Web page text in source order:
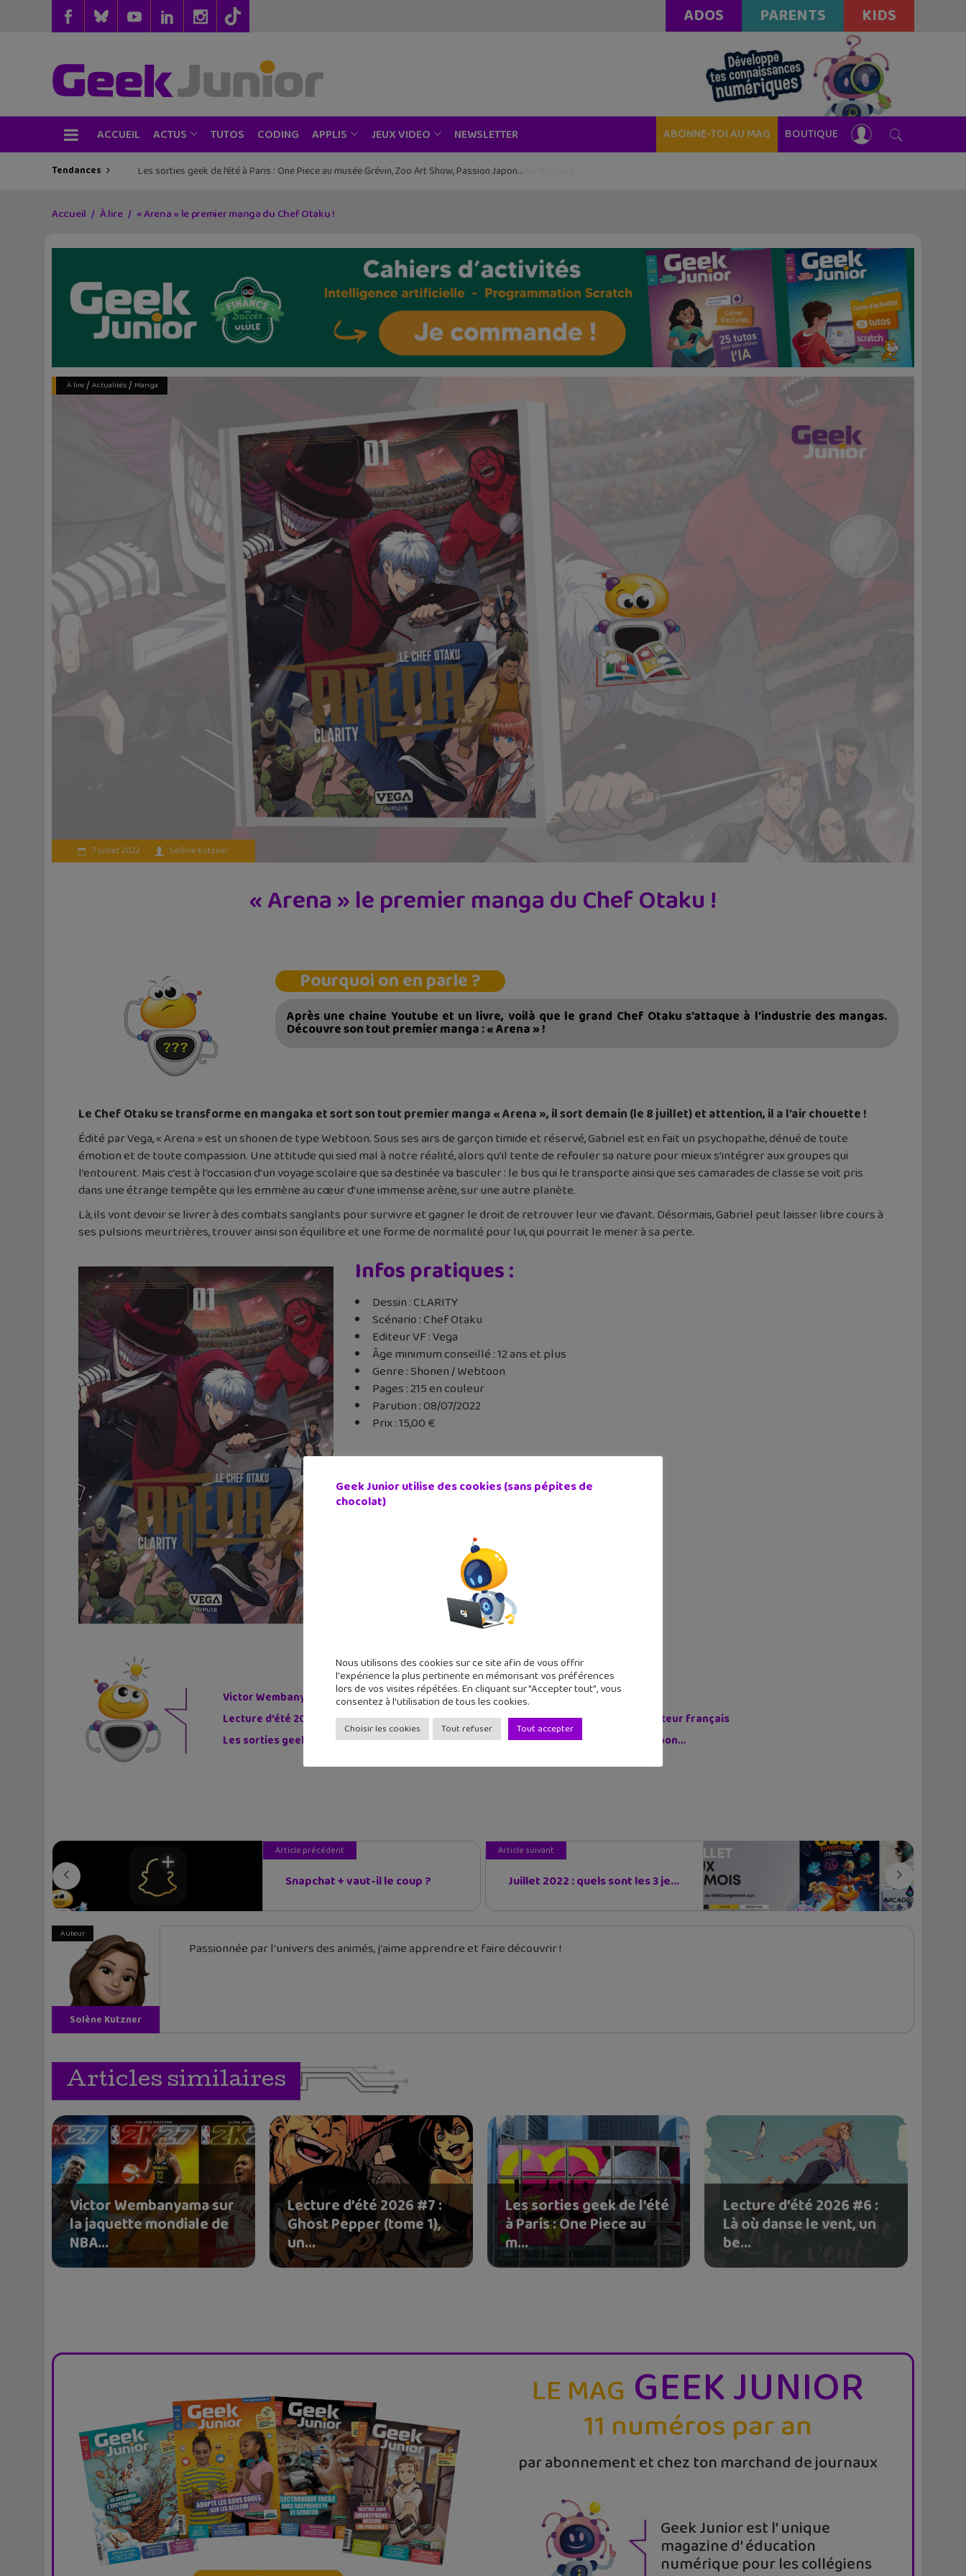
ADOS PARENTS KIDS
ACCUEIL ACTUS TUTOS CODING APPLIS JEUX VIDEO NEWSLETTER ABONNE-TOI AU MAG BOUTIQUE
Tendances Les sorties geek de l’été à Paris : One Piece au musée Grévin, Zoo Art Show, Passion Japon…
Accueil À lire « Arena » le premier manga du Chef Otaku !
À lire/ Actualités/ Manga
7 juillet 2022 Solène Kutzner
« Arena » le premier manga du Chef Otaku !
Pourquoi on en parle ?
Après une chaine Youtube et un livre, voilà que le grand Chef Otaku s’attaque à l’industrie des mangas.
Découvre son tout premier manga : « Arena » !
Le Chef Otaku se transforme en mangaka et sort son tout premier manga « Arena », il sort demain (le 8 juillet) et attention, il a l’air chouette !
Édité par Vega, « Arena » est un shonen de type Webtoon. Sous ses airs de garçon timide et réservé, Gabriel est en fait un psychopathe, dénué de toute
émotion et de toute compassion. Une attitude qui sied mal à notre réalité, alors qu’il tente de refouler sa nature pour mieux s’intégrer aux groupes qui
l’entourent. Mais c’est à l’occasion d’un voyage scolaire que sa destinée va basculer : le bus qui le transporte ainsi que ses camarades de classe se voit pris
dans une étrange tempête qui les emmène au cœur d’une immense arène, sur une autre planète.
Là, ils vont devoir se livrer à des combats sanglants pour survivre et gagner le droit de retrouver leur vie d’avant. Désormais, Gabriel peut laisser libre cours à
ses pulsions meurtrières, trouver ainsi son équilibre et une forme de normalité pour lui, qui pourrait le mener à sa perte.
Infos pratiques :
Dessin : CLARITY
Scénario : Chef Otaku
Editeur VF : Vega
Âge minimum conseillé : 12 ans et plus
Genre : Shonen / Webtoon
Pages : 215 en couleur
Parution : 08/07/2022
Prix : 15,00 €
Victor Wembanyama sur la jaquette mondiale de NBA 2K27 !
Lecture d’été 2026 #7 : Ghost Pepper (tome 1), un comics post-apocalyptique par un auteur français
Les sorties geek de l’été à Paris : One Piece au musée Grévin, Zoo Art Show, Passion Japon…
Article précédent
Snapchat + vaut-il le coup ?
Article suivant
Juillet 2022 : quels sont les 3 je...
Auteur
Solène Kutzner
Passionnée par l'univers des animés, j'aime apprendre et faire découvrir !
Articles similaires
Victor Wembanyama sur
la jaquette mondiale de
NBA...
Lecture d’été 2026 #7 :
Ghost Pepper (tome 1),
un...
Les sorties geek de l’été
à Paris : One Piece au
m...
Lecture d’été 2026 #6 :
Là où danse le vent, un
be...
LE MAG GEEK JUNIOR
11 numéros par an
par abonnement et chez ton marchand de journaux
Geek Junior est l’ unique
magazine d’ éducation
numérique pour les collégiens
Geek Junior utilise des cookies (sans pépites de
chocolat)
Nous utilisons des cookies sur ce site afin de vous offrir
l'expérience la plus pertinente en mémorisant vos préférences
lors de vos visites répétées. En cliquant sur "Accepter tout", vous
consentez à l'utilisation de tous les cookies.
Choisir les cookies Tout refuser Tout accepter